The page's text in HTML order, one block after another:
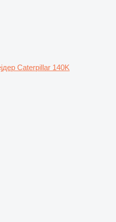
Caterpillar 140K